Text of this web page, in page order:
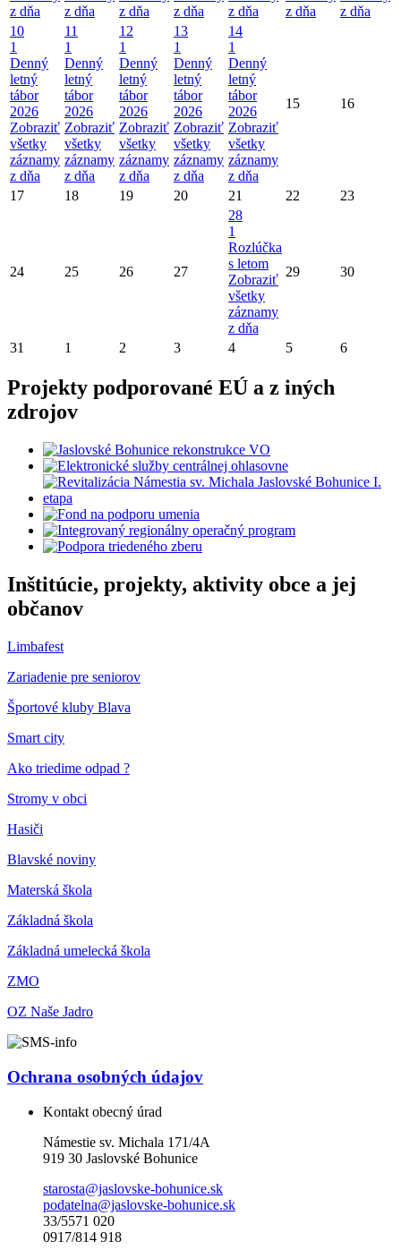
z dňa
z dňa
z dňa
z dňa
z dňa
z dňa
z dňa
10
1
Denný
letný
tábor
2026
Zobraziť
všetky
záznamy
z dňa
11
1
Denný
letný
tábor
2026
Zobraziť
všetky
záznamy
z dňa
12
1
Denný
letný
tábor
2026
Zobraziť
všetky
záznamy
z dňa
13
1
Denný
letný
tábor
2026
Zobraziť
všetky
záznamy
z dňa
14
1
Denný
letný
tábor
2026
Zobraziť
všetky
záznamy
z dňa
15 16
17 18 19 20 21 22 23
24 25 26 27
28
1
Rozlúčka
s letom
Zobraziť
všetky
záznamy
z dňa
29 30
31 1 2 3 4 5 6
Projekty podporované EÚ a z iných
zdrojov
Inštitúcie, projekty, aktivity obce a jej
občanov
Limbafest
Zariadenie pre seniorov
Športové kluby Blava
Smart city
Ako triedime odpad ?
Stromy v obci
Hasiči
Blavské noviny
Materská škola
Základná škola
Základná umelecká škola
ZMO
OZ Naše Jadro
Ochrana osobných údajov
Kontakt obecný úrad
Námestie sv. Michala 171/4A
919 30 Jaslovské Bohunice
starosta@jaslovske-bohunice.sk
podatelna@jaslovske-bohunice.sk
33/5571 020
0917/814 918